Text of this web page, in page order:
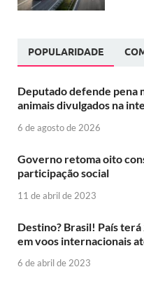
POPULARIDADE
Deputado defende pena
animais divulgados na
6 de agosto de 2026
Governo retoma oito
participação social
11 de abril de 2023
Destino? Brasil! País
em voos internacionais
6 de abril de 2023